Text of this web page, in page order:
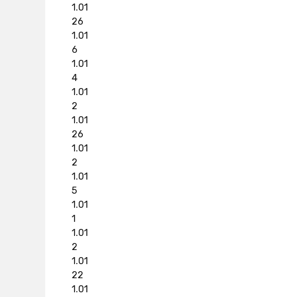
1.01
26
1.01
6
1.01
4
1.01
2
1.01
26
1.01
2
1.01
5
1.01
1
1.01
2
1.01
22
1.01